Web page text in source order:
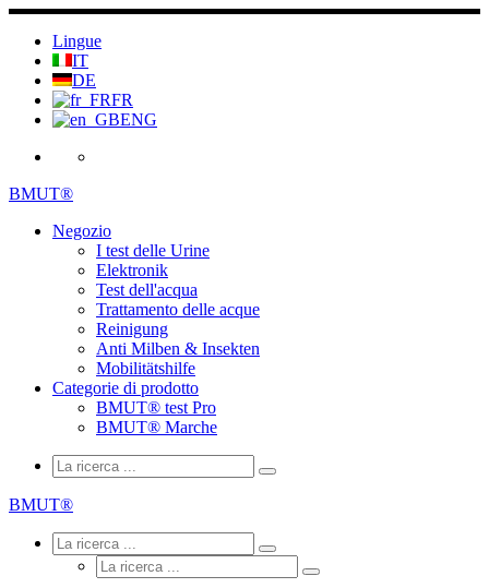
Salta
contenuto
Lingue
IT
DE
FR
ENG
BMUT®
Negozio
I test delle Urine
Elektronik
Test dell'acqua
Trattamento delle acque
Reinigung
Anti Milben & Insekten
Mobilitätshilfe
Categorie di prodotto
BMUT® test Pro
BMUT® Marche
Ricerca
Ricerca
La
BMUT®
Ricerca
Ricerca
La
ricerca
Ricerca
La